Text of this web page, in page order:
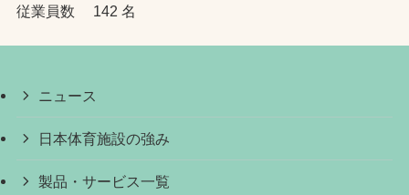
従業員数 142 名
ニュース
日本体育施設の強み
製品・サービス一覧